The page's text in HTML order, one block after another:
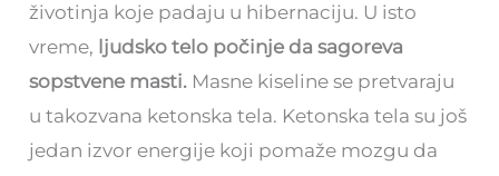
životinja koje padaju u hibernaciju. U isto
vreme, ljudsko telo počinje da sagoreva
sopstvene masti. Masne kiseline se pretvaraju
u takozvana ketonska tela. Ketonska tela su još
jedan izvor energije koji pomaže mozgu da